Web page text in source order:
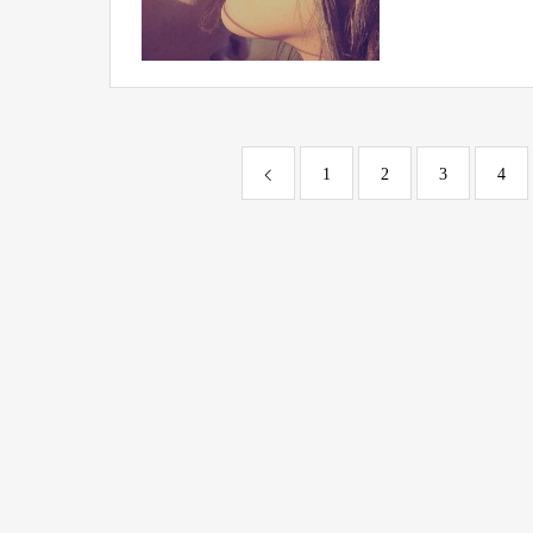
1 2 3 4